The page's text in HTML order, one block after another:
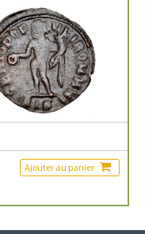
Ajouter au panier